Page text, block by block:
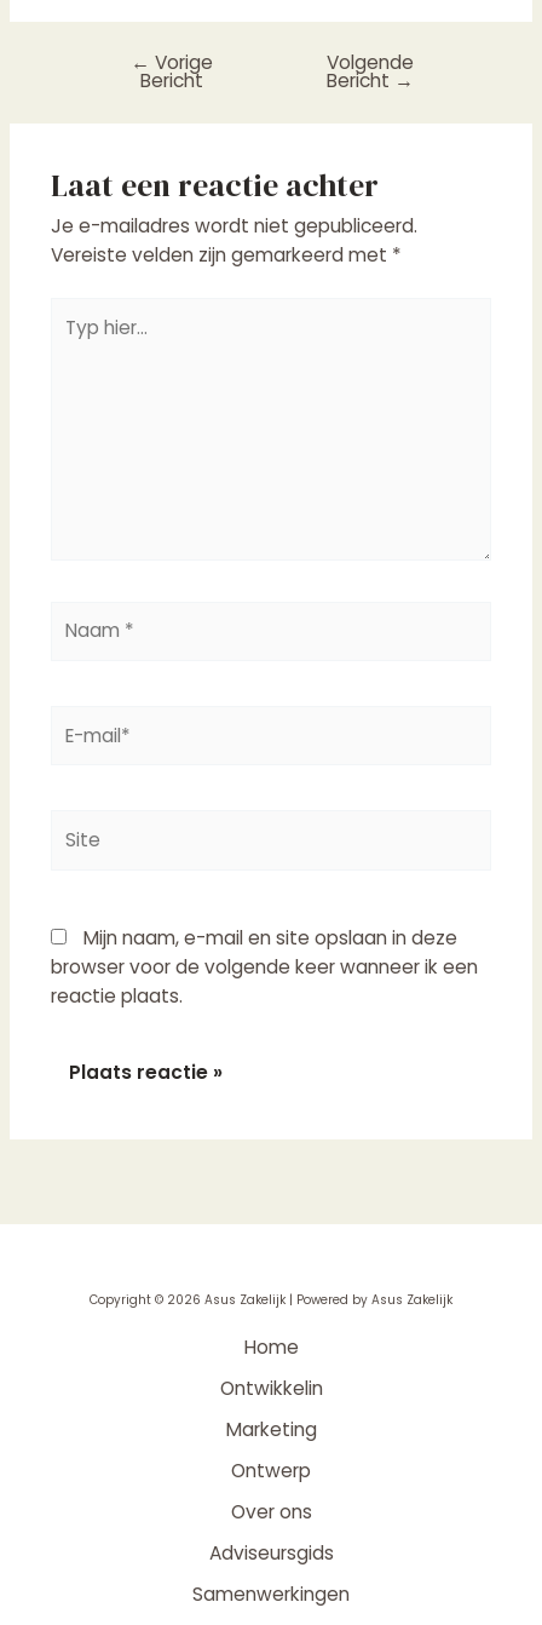
← Vorige
Bericht
Volgende
Bericht →
Laat een reactie achter
Je e-mailadres wordt niet gepubliceerd.
Vereiste velden zijn gemarkeerd met *
hier...
mail*
Mijn naam, e-mail en site opslaan in deze
browser voor de volgende keer wanneer ik een
reactie plaats.
Copyright © 2026 Asus Zakelijk | Powered by Asus Zakelijk
Home
Ontwikkelin
Marketing
Ontwerp
Over ons
Adviseursgids
Samenwerkingen